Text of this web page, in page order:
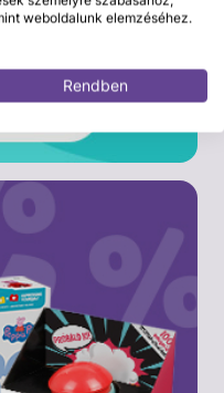
weboldalunk elemzéséhez.
Rendben